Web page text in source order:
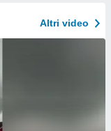
Altri video